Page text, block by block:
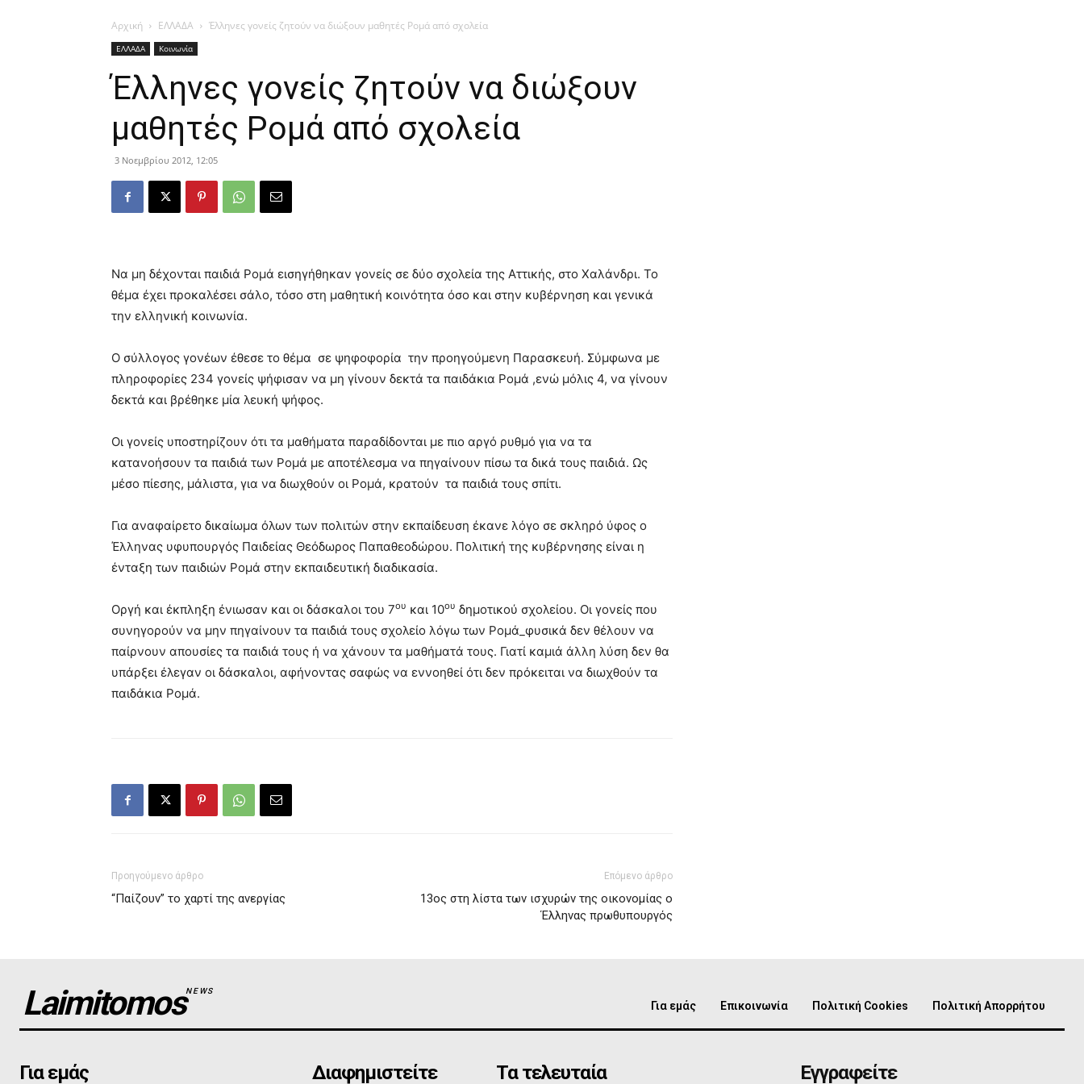
Αρχική ΕΛΛΑΔΑ Έλληνες γονείς ζητούν να διώξουν μαθητές Ρομά από σχολεία
ΕΛΛΑΔΑ Κοινωνία
Έλληνες γονείς ζητούν να διώξουν
μαθητές Ρομά από σχολεία
3 Νοεμβρίου 2012, 12:05
Να μη δέχονται παιδιά Ρομά εισηγήθηκαν γονείς σε δύο σχολεία της Αττικής, στο Χαλάνδρι. Το
θέμα έχει προκαλέσει σάλο, τόσο στη μαθητική κοινότητα όσο και στην κυβέρνηση και γενικά
την ελληνική κοινωνία.
Ο σύλλογος γονέων έθεσε το θέμα σε ψηφοφορία την προηγούμενη Παρασκευή. Σύμφωνα με
πληροφορίες 234 γονείς ψήφισαν να μη γίνουν δεκτά τα παιδάκια Ρομά ,ενώ μόλις 4, να γίνουν
δεκτά και βρέθηκε μία λευκή ψήφος.
Οι γονείς υποστηρίζουν ότι τα μαθήματα παραδίδονται με πιο αργό ρυθμό για να τα
κατανοήσουν τα παιδιά των Ρομά με αποτέλεσμα να πηγαίνουν πίσω τα δικά τους παιδιά. Ως
μέσο πίεσης, μάλιστα, για να διωχθούν οι Ρομά, κρατούν τα παιδιά τους σπίτι.
Για αναφαίρετο δικαίωμα όλων των πολιτών στην εκπαίδευση έκανε λόγο σε σκληρό ύφος ο
Έλληνας υφυπουργός Παιδείας Θεόδωρος Παπαθεοδώρου. Πολιτική της κυβέρνησης είναι η
ένταξη των παιδιών Ρομά στην εκπαιδευτική διαδικασία.
Οργή και έκπληξη ένιωσαν και οι δάσκαλοι του 7ου και 10ου δημοτικού σχολείου. Οι γονείς που
συνηγορούν να μην πηγαίνουν τα παιδιά τους σχολείο λόγω των Ρομά_φυσικά δεν θέλουν να
παίρνουν απουσίες τα παιδιά τους ή να χάνουν τα μαθήματά τους. Γιατί καμιά άλλη λύση δεν θα
υπάρξει έλεγαν οι δάσκαλοι, αφήνοντας σαφώς να εννοηθεί ότι δεν πρόκειται να διωχθούν τα
παιδάκια Ρομά.
Προηγούμενο άρθρο
“Παίζουν” το χαρτί της ανεργίας
Επόμενο άρθρο
13ος στη λίστα των ισχυρών της οικονομίας ο
Έλληνας πρωθυπουργός
LaimitomosNEWS
Για εμάς Επικοινωνία Πολιτική Cookies Πολιτική Απορρήτου
Για εμάς Διαφημιστείτε Τα τελευταία Εγγραφείτε